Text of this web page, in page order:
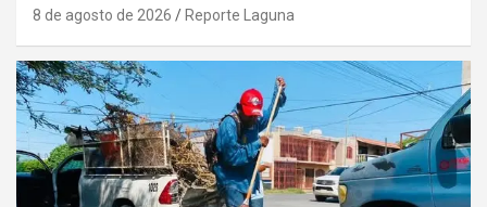
8 de agosto de 2026 Reporte Laguna